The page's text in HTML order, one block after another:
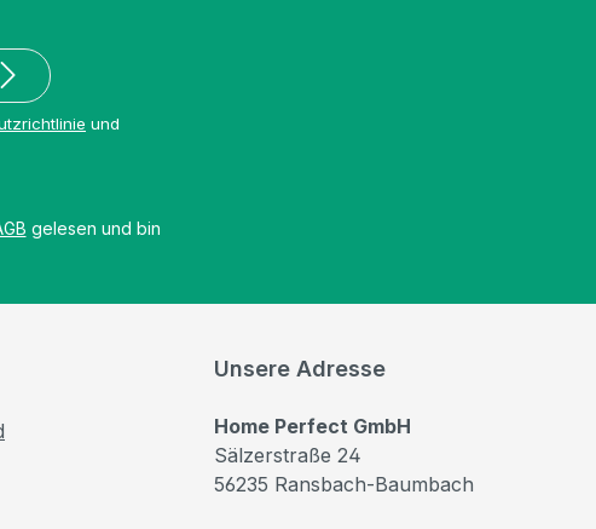
und
gelesen und bin
Unsere Adresse
Home Perfect GmbH
Sälzerstraße 24
56235 Ransbach-Baumbach